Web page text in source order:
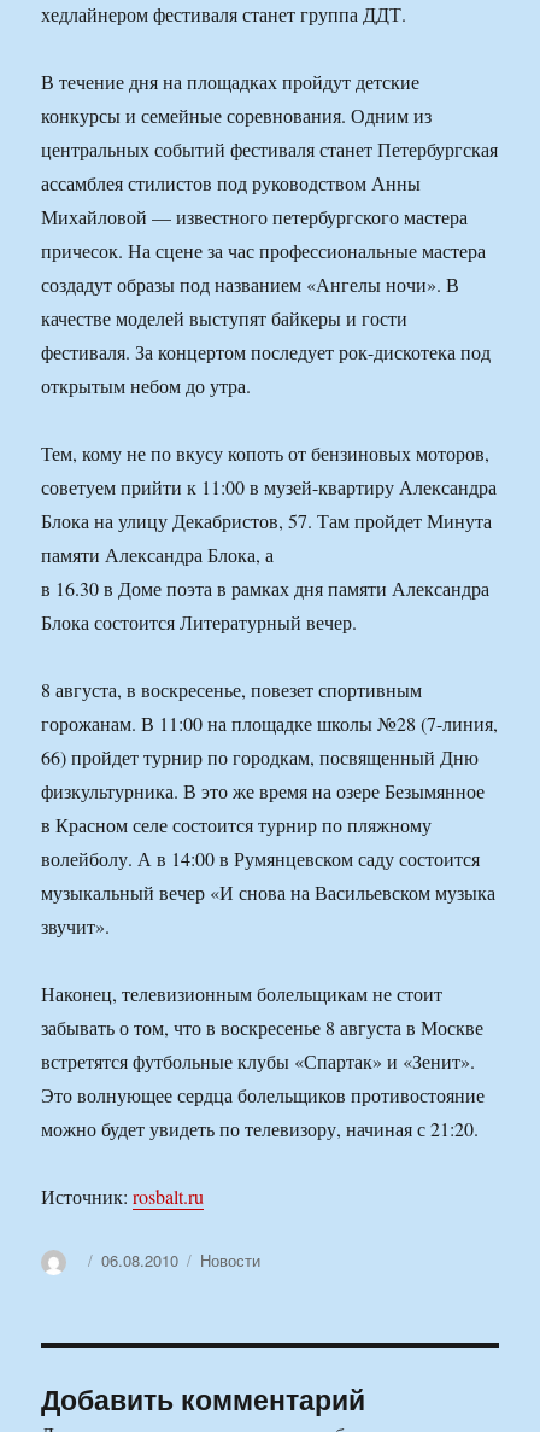
хедлайнером фестиваля станет группа ДДТ.
В течение дня на площадках пройдут детские
конкурсы и семейные соревнования. Одним из
центральных событий фестиваля станет Петербургская
ассамблея стилистов под руководством Анны
Михайловой — известного петербургского мастера
причесок. На сцене за час профессиональные мастера
создадут образы под названием «Ангелы ночи». В
качестве моделей выступят байкеры и гости
фестиваля. За концертом последует рок-дискотека под
открытым небом до утра.
Тем, кому не по вкусу копоть от бензиновых моторов,
советуем прийти к 11:00 в музей-квартиру Александра
Блока на улицу Декабристов, 57. Там пройдет Минута
памяти Александра Блока, а
в 16.30 в Доме поэта в рамках дня памяти Александра
Блока состоится Литературный вечер.
8 августа, в воскресенье, повезет спортивным
горожанам. В 11:00 на площадке школы №28 (7-линия,
66) пройдет турнир по городкам, посвященный Дню
физкультурника. В это же время на озере Безымянное
в Красном селе состоится турнир по пляжному
волейболу. А в 14:00 в Румянцевском саду состоится
музыкальный вечер «И снова на Васильевском музыка
звучит».
Наконец, телевизионным болельщикам не стоит
забывать о том, что в воскресенье 8 августа в Москве
встретятся футбольные клубы «Спартак» и «Зенит».
Это волнующее сердца болельщиков противостояние
можно будет увидеть по телевизору, начиная с 21:20.
Источник:rosbalt.ru
АвторОпубликовано
06.08.2010 Рубрики
Новости
Добавить комментарий